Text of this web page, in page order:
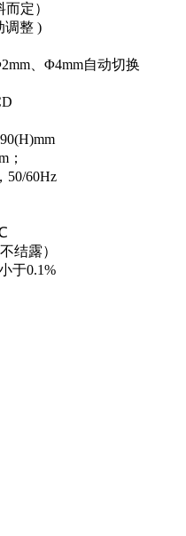
定）
调整 )
、Φ4mm自动切换
；
50/60Hz
结露）
于0.1%